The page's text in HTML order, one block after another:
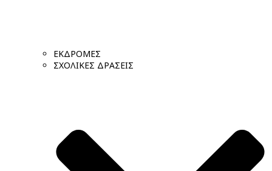
ΕΚΔΡΟΜΕΣ
ΣΧΟΛΙΚΕΣ ΔΡΑΣΕΙΣ